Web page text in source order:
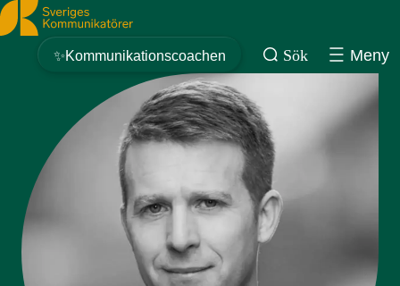
Sveriges Kommunikatörer
✨Kommunikationscoachen Sök Meny